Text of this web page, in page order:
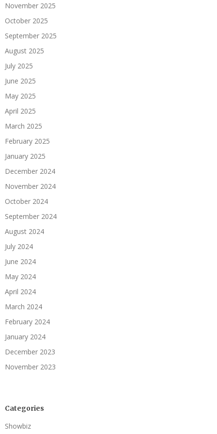
November 2025
October 2025
September 2025
August 2025
July 2025
June 2025
May 2025
April 2025
March 2025
February 2025
January 2025
December 2024
November 2024
October 2024
September 2024
August 2024
July 2024
June 2024
May 2024
April 2024
March 2024
February 2024
January 2024
December 2023
November 2023
Categories
Showbiz